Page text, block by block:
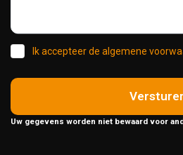
Ik accepteer de algemene
Uw gegevens worden niet bewaard voor